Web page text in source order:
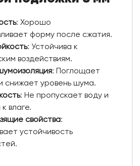
: Хорошо
форму после сжатия.
: Устойчива к
воздействиям.
: Поглощает
снижает уровень шума.
: Не пропускает воду и
влаге.
свойства:
устойчивость